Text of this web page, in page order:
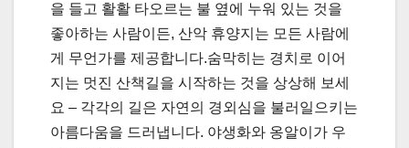
을 들고 활활 타오르는 불 옆에 누워 있는 것을
좋아하는 사람이든, 산악 휴양지는 모든 사람에
게 무언가를 제공합니다.숨막히는 경치로 이어
지는 멋진 산책길을 시작하는 것을 상상해 보세
요 – 각각의 길은 자연의 경외심을 불러일으키는
아름다움을 드러냅니다. 야생화와 옹알이가 우